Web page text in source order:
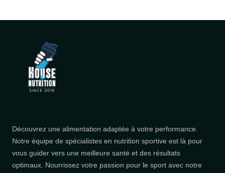
Découvrez une alimentation adaptée à votre performance.
Notre équipe de spécialistes en nutrition sportive est là pour
vous guider vers une meilleure santé et des résultats
optimaux. Nourrissez votre passion pour le sport avec notre